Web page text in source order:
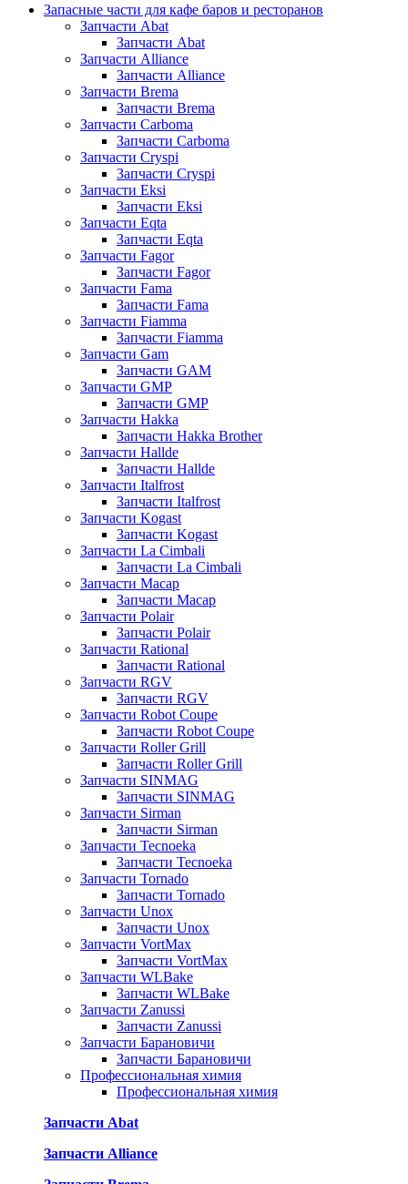
Запасные части для кафе баров и ресторанов
Запчасти Abat
Запчасти Abat
Запчасти Alliance
Запчасти Alliance
Запчасти Brema
Запчасти Brema
Запчасти Carboma
Запчасти Carboma
Запчасти Cryspi
Запчасти Cryspi
Запчасти Eksi
Запчасти Eksi
Запчасти Eqta
Запчасти Eqta
Запчасти Fagor
Запчасти Fagor
Запчасти Fama
Запчасти Fama
Запчасти Fiamma
Запчасти Fiamma
Запчасти Gam
Запчасти GAM
Запчасти GMP
Запчасти GMP
Запчасти Hakka
Запчасти Hakka Brother
Запчасти Hallde
Запчасти Hallde
Запчасти Italfrost
Запчасти Italfrost
Запчасти Kogast
Запчасти Kogast
Запчасти La Cimbali
Запчасти La Cimbali
Запчасти Macap
Запчасти Macap
Запчасти Polair
Запчасти Polair
Запчасти Rational
Запчасти Rational
Запчасти RGV
Запчасти RGV
Запчасти Robot Coupe
Запчасти Robot Coupe
Запчасти Roller Grill
Запчасти Roller Grill
Запчасти SINMAG
Запчасти SINMAG
Запчасти Sirman
Запчасти Sirman
Запчасти Tecnoeka
Запчасти Tecnoeka
Запчасти Tornado
Запчасти Tornado
Запчасти Unox
Запчасти Unox
Запчасти VortMax
Запчасти VortMax
Запчасти WLBake
Запчасти WLBake
Запчасти Zanussi
Запчасти Zanussi
Запчасти Барановичи
Запчасти Барановичи
Профессиональная химия
Профессиональная химия
Запчасти Abat
Запчасти Alliance